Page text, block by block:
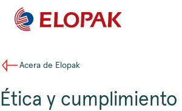
Acera de Elopak
Ética y cumplimiento